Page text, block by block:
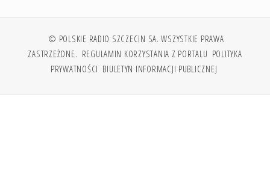
© POLSKIE RADIO SZCZECIN SA. WSZYSTKIE PRAWA
ZASTRZEŻONE. REGULAMIN KORZYSTANIA Z PORTALU POLITYKA
PRYWATNOŚCI BIULETYN INFORMACJI PUBLICZNEJ